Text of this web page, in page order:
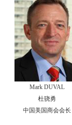
Mark DUVAL
杜骁勇
中国美国商会会长